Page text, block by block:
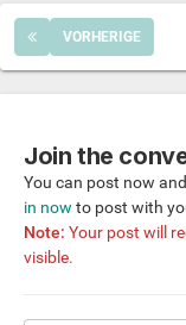
VORHERIGE
Join the
You can post now
in now to post with
Note: Your post will
visible.